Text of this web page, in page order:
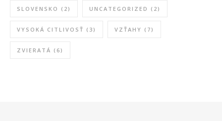
SLOVENSKO (2) UNCATEGORIZED (2)
VYSOKÁ CITLIVOSŤ (3) VZŤAHY (7)
ZVIERATÁ (6)